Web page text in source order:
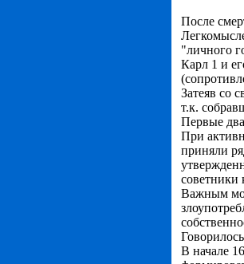
После
"личного
Карл 1 и
Затеяв со
т.к.
Первые
При
приняли
советники
Важным
В начале